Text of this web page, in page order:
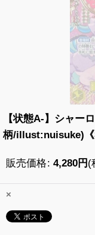
【状態A-】シャー
柄/illust:nuisuke)《
販売価格: 4,280円 (
×